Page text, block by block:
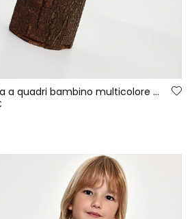
Camicia a quadri bambino multicolore con cappuccio